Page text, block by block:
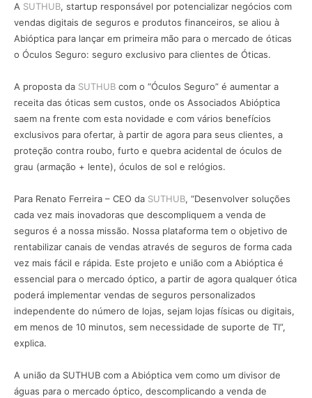
A SUTHUB, startup responsável por potencializar negócios com
vendas digitais de seguros e produtos financeiros, se aliou à
Abióptica para lançar em primeira mão para o mercado de óticas
o Óculos Seguro: seguro exclusivo para clientes de Óticas.
A proposta da SUTHUB com o “Óculos Seguro” é aumentar a
receita das óticas sem custos, onde os Associados Abióptica
saem na frente com esta novidade e com vários benefícios
exclusivos para ofertar, à partir de agora para seus clientes, a
proteção contra roubo, furto e quebra acidental de óculos de
grau (armação + lente), óculos de sol e relógios.
Para Renato Ferreira – CEO da SUTHUB, “Desenvolver soluções
cada vez mais inovadoras que descompliquem a venda de
seguros é a nossa missão. Nossa plataforma tem o objetivo de
rentabilizar canais de vendas através de seguros de forma cada
vez mais fácil e rápida. Este projeto e união com a Abióptica é
essencial para o mercado óptico, a partir de agora qualquer ótica
poderá implementar vendas de seguros personalizados
independente do número de lojas, sejam lojas físicas ou digitais,
em menos de 10 minutos, sem necessidade de suporte de TI”,
explica.
A união da SUTHUB com a Abióptica vem como um divisor de
águas para o mercado óptico, descomplicando a venda de